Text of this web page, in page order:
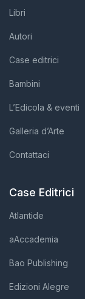
Libri
Autori
Case editrici
Bambini
L’Edicola & eventi
Galleria d’Arte
Contattaci
Case Editrici
Atlantide
aAccademia
Bao Publishing
Edizioni Alegre